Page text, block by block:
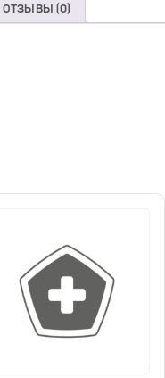
ОТЗЫВЫ (0)